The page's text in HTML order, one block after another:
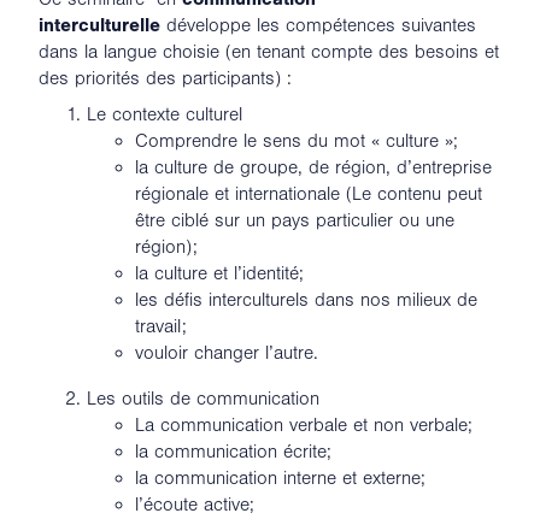
interculturelle développe les compétences suivantes
dans la langue choisie (en tenant compte des besoins et
des priorités des participants) :
Le contexte culturel
Comprendre le sens du mot « culture »;
la culture de groupe, de région, d’entreprise
régionale et internationale (Le contenu peut
être ciblé sur un pays particulier ou une
région);
la culture et l’identité;
les défis interculturels dans nos milieux de
travail;
vouloir changer l’autre.
Les outils de communication
La communication verbale et non verbale;
la communication écrite;
la communication interne et externe;
l’écoute active;